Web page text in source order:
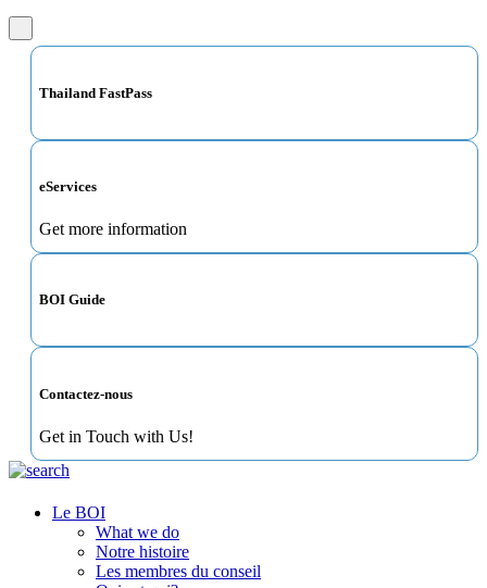
Thailand FastPass
eServices
Get more information
BOI Guide
Contactez-nous
Get in Touch with Us!
Le BOI
What we do
Notre histoire
Les membres du conseil